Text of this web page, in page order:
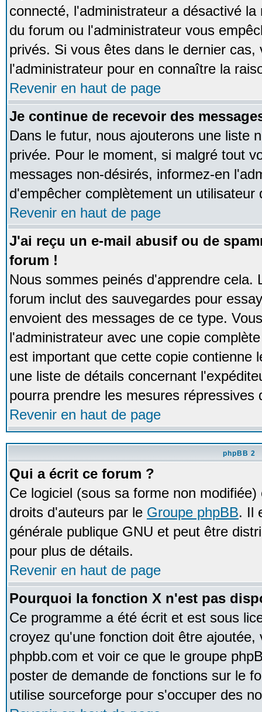
connecté, l'administrateur a désactivé
du forum ou l'administrateur vous
privés. Si vous êtes dans le dernier
l'administrateur pour en connaître la
Revenir en haut de page
Je continue de recevoir des
Dans le futur, nous ajouterons une liste
privée. Pour le moment, si malgré tout
messages non-désirés, informez-en
d'empêcher complètement un
Revenir en haut de page
J'ai reçu un e-mail abusif ou de
forum !
Nous sommes peinés d'apprendre cela.
forum inclut des sauvegardes pour
envoient des messages de ce type.
l'administrateur avec une copie
est important que cette copie contienne
une liste de détails concernant
pourra prendre les mesures répressives
Revenir en haut de page
phpBB 2
Qui a écrit ce forum ?
Ce logiciel (sous sa forme non
droits d'auteurs par le Groupe phpBB. Il
générale publique GNU et peut être
pour plus de détails.
Revenir en haut de page
Pourquoi la fonction X n'est pas
Ce programme a été écrit et est sous
croyez qu'une fonction doit être
phpbb.com et voir ce que le groupe
poster de demande de fonctions sur le
utilise sourceforge pour s'occuper des